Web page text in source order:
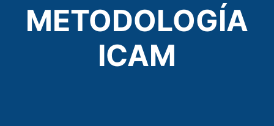
METODOLOGÍA
ICAM